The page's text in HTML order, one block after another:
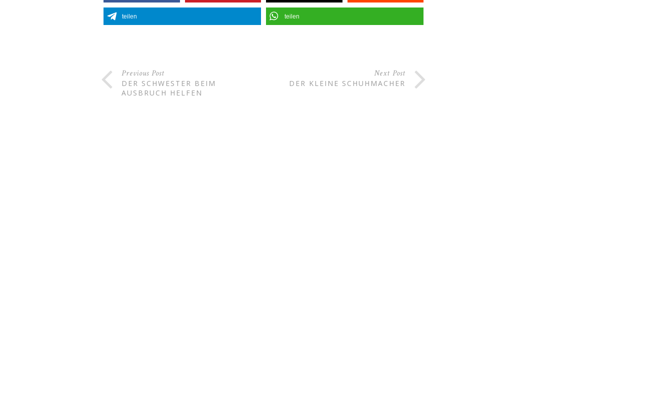
teilen teilen
Previous Post
DER SCHWESTER BEIM
AUSBRUCH HELFEN
Next Post
DER KLEINE SCHUHMACHER